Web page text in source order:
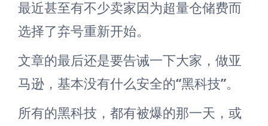
最近甚至有不少卖家因为超量仓储费而
选择了弃号重新开始。
文章的最后还是要告诫一下大家，做亚
马逊，基本没有什么安全的“黑科技”。
所有的黑科技，都有被爆的那一天，或